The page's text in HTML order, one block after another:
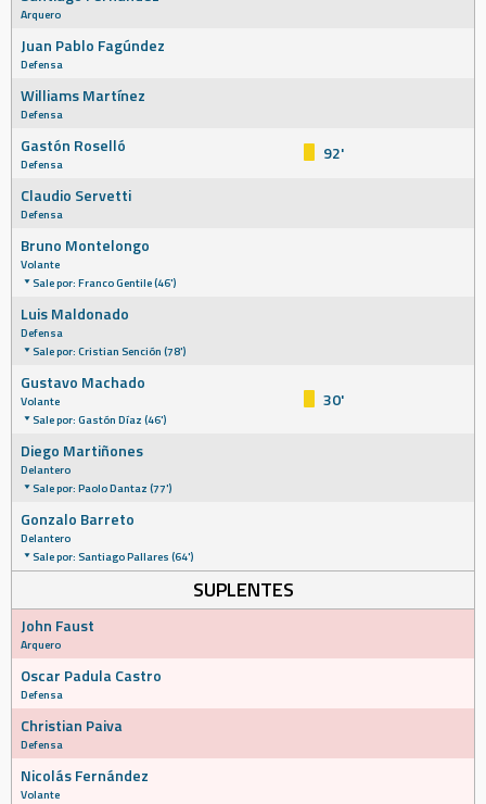
Arquero
Juan Pablo Fagúndez
Defensa
Williams Martínez
Defensa
Gastón Roselló
Defensa
92'
Claudio Servetti
Defensa
Bruno Montelongo
Volante
Sale por: Franco Gentile (46')
Luis Maldonado
Defensa
Sale por: Cristian Sención (78')
Gustavo Machado
Volante
Sale por: Gastón Díaz (46')
30'
Diego Martiñones
Delantero
Sale por: Paolo Dantaz (77')
Gonzalo Barreto
Delantero
Sale por: Santiago Pallares (64')
SUPLENTES
John Faust
Arquero
Oscar Padula Castro
Defensa
Christian Paiva
Defensa
Nicolás Fernández
Volante